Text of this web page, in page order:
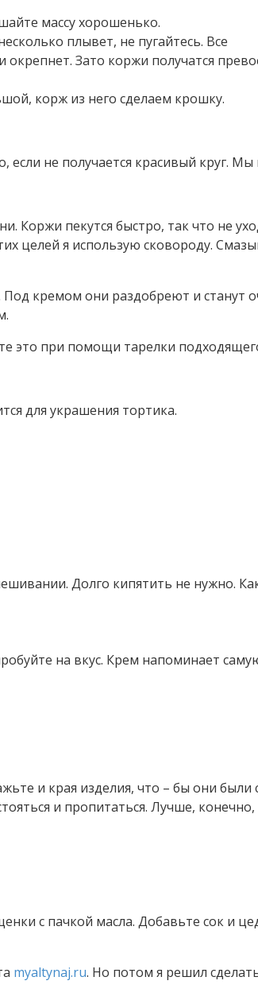
массу хорошенько.
плывет, не пугайтесь. Все
Зато коржи получатся
корж из него сделаем крошку.
не получается красивый круг.
Коржи пекутся быстро, так что не
целей я использую сковороду.
кремом они раздобреют и станут
это при помощи тарелки
для украшения тортика.
Долго кипятить не нужно.
на вкус. Крем напоминает
и края изделия, что – бы они
и пропитаться. Лучше,
с пачкой масла. Добавьте сок и
myaltynaj.ru. Но потом я решил